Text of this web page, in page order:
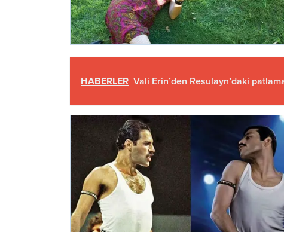
HABERLER Vali Erin’den Resulayn’daki